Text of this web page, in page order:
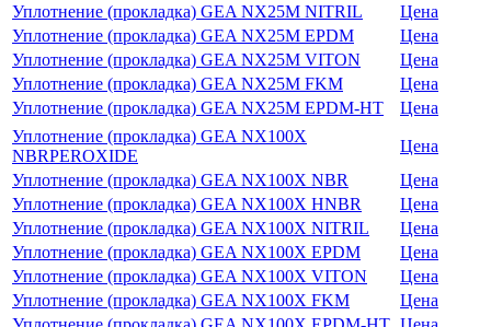
Уплотнение (прокладка) GEA NX25M NITRIL
Цена
Уплотнение (прокладка) GEA NX25M EPDM
Цена
Уплотнение (прокладка) GEA NX25M VITON
Цена
Уплотнение (прокладка) GEA NX25M FKM
Цена
Уплотнение (прокладка) GEA NX25M EPDM-HT
Цена
Уплотнение (прокладка) GEA NX100X
NBRPEROXIDE
Цена
Уплотнение (прокладка) GEA NX100X NBR
Цена
Уплотнение (прокладка) GEA NX100X HNBR
Цена
Уплотнение (прокладка) GEA NX100X NITRIL
Цена
Уплотнение (прокладка) GEA NX100X EPDM
Цена
Уплотнение (прокладка) GEA NX100X VITON
Цена
Уплотнение (прокладка) GEA NX100X FKM
Цена